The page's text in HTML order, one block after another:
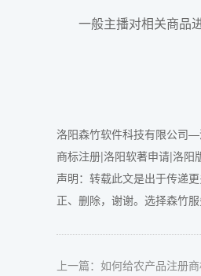
一般主播对相关商品进
洛阳森竹软件科技有限公司
商标注册|洛阳软著申请|洛阳
声明：转载此文是出于传递
正、删除，谢谢。选择森竹
上一篇： 如何给农产品注册商